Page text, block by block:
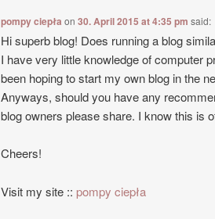
pompy ciepła on30. April 2015 at 4:35 pm said:
Hi superb blog! Does running a blog
I have very little knowledge of computer
been hoping to start my own blog in the
Anyways, should you have any
blog owners please share. I know this is
Cheers!
Visit my site ::pompy ciepła